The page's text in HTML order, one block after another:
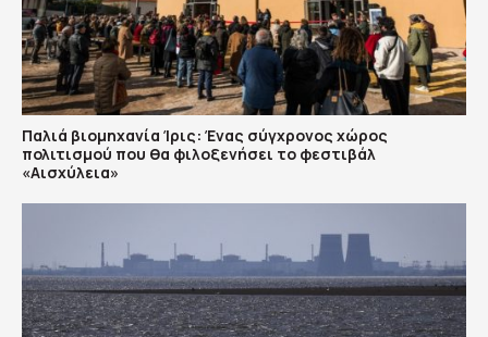
Παλιά βιομηχανία Ίρις: Ένας σύγχρονος χώρος
πολιτισμού που θα φιλοξενήσει το φεστιβάλ
«Αισχύλεια»